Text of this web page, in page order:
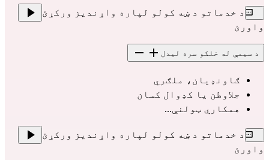
د خدماتو د ښه کولو لپاره واړندیز ورکړئ
واورئ
د سیمې له خلکو سره لیدل
ګاونډیان، ملګري
جلاوطن یا کډوال کسان
همکاري ټولنې...
د خدماتو د ښه کولو لپاره واړندیز ورکړئ
واورئ